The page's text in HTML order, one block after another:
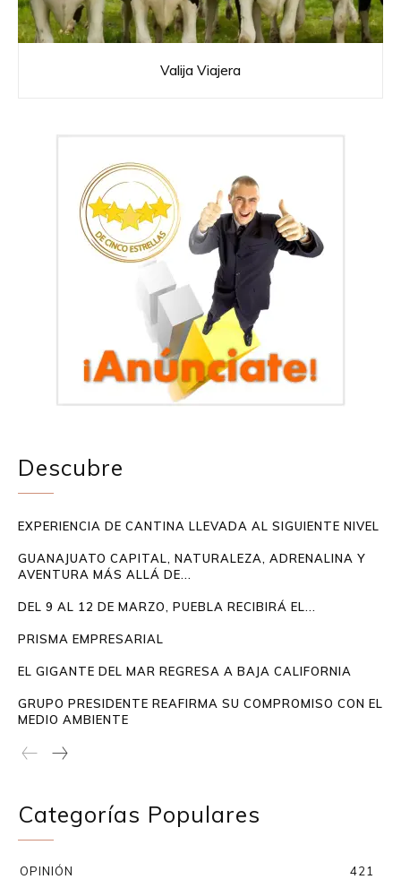
Valija Viajera
Descubre
EXPERIENCIA DE CANTINA LLEVADA AL SIGUIENTE NIVEL
GUANAJUATO CAPITAL, NATURALEZA, ADRENALINA Y
AVENTURA MÁS ALLÁ DE...
DEL 9 AL 12 DE MARZO, PUEBLA RECIBIRÁ EL...
PRISMA EMPRESARIAL
EL GIGANTE DEL MAR REGRESA A BAJA CALIFORNIA
GRUPO PRESIDENTE REAFIRMA SU COMPROMISO CON EL
MEDIO AMBIENTE
Categorías Populares
OPINIÓN
421